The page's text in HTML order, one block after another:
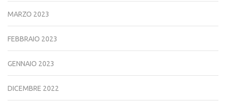
MARZO 2023
FEBBRAIO 2023
GENNAIO 2023
DICEMBRE 2022